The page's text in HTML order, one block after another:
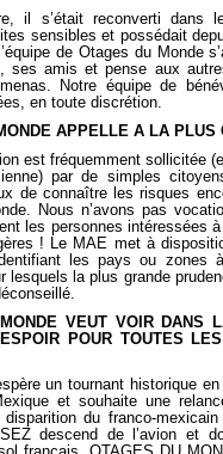
il s’était reconverti dans
sensibles et possédait
de Otages du Monde
ses amis et pense aux
Notre équipe de
en toute discrétion.
APPELLE A LA PLUS
est fréquemment sollicitée
par de simples
de connaître les risques
Nous n’avons pas
les personnes intéressées
! Le MAE met à
les pays ou zones
lesquels la plus grande
VEUT VOIR DANS
POUR TOUTES
un tournant historique
et souhaite une
du franco-
descend de l’avion et